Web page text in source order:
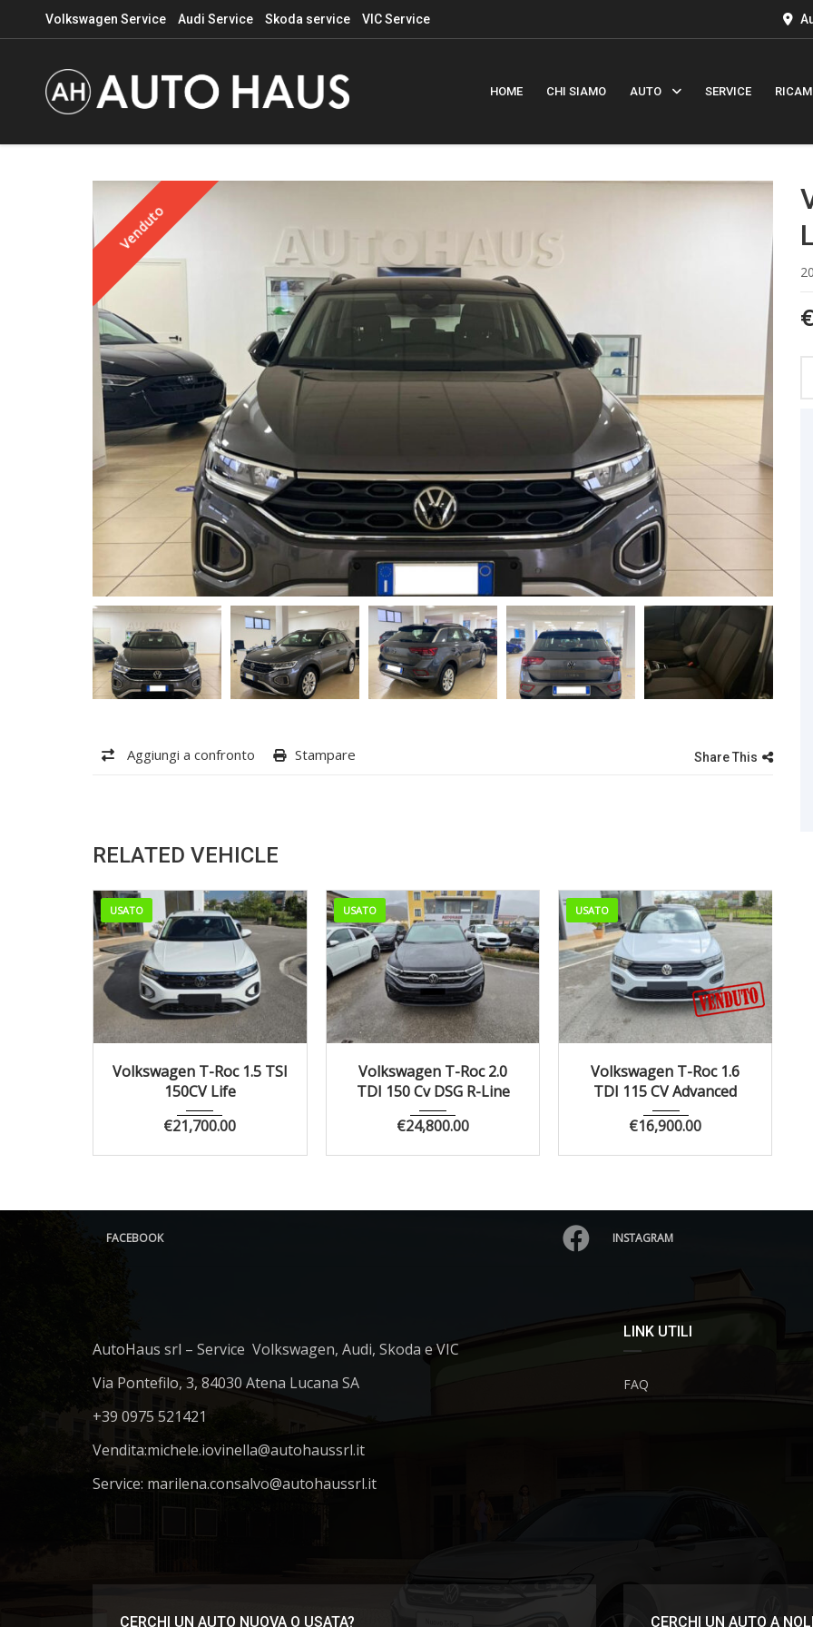
Volkswagen Service Audi Service Skoda service VIC Service
HOME CHI SIAMO AUTO SERVICE
Venduto
Aggiungi a confronto Stampare Share This
RELATED VEHICLE
USATO
2023 Manua... 73770
Volkswagen T-Roc 1.5 TSI
150CV Life
€21,700.00
USATO
2022 Autom... 94860
Volkswagen T-Roc 2.0
TDI 150 Cv DSG R-Line
€24,800.00
USATO
2019 Manua... 133867
Volkswagen T-Roc 1.6
TDI 115 CV Advanced
€16,900.00
€
FACEBOOK INSTAGRAM
AutoHaus srl – Service Volkswagen, Audi, Skoda e VIC
Via Pontefilo, 3, 84030 Atena Lucana SA
+39 0975 521421
Vendita:michele.iovinella@autohaussrl.it
Service: marilena.consalvo@autohaussrl.it
LINK UTILI
FAQ
CERCHI UN AUTO NUOVA O USATA? CERCHI UN AUTO A